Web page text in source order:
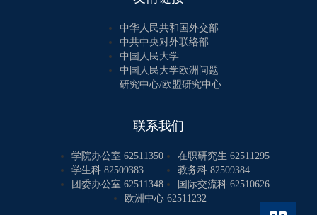
中华人民共和国外交部
中共中央对外联络部
中国人民大学
中国人民大学欧洲问题
研究中心/欧盟研究中心
联系我们
学院办公室 62511350
在职研究生 62511295
学生科 82509383
教务科 82509384
团委办公室 62511348
国际交流科 62510626
欧洲中心 62511232